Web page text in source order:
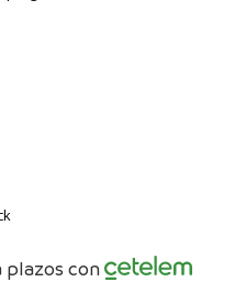
plazos con